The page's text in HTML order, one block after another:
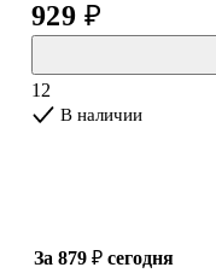
инструментов, который
Книга нацелена
профессии продавца
современного общества.
929 ₽
12
В наличии
за 879 ₽ сегодня